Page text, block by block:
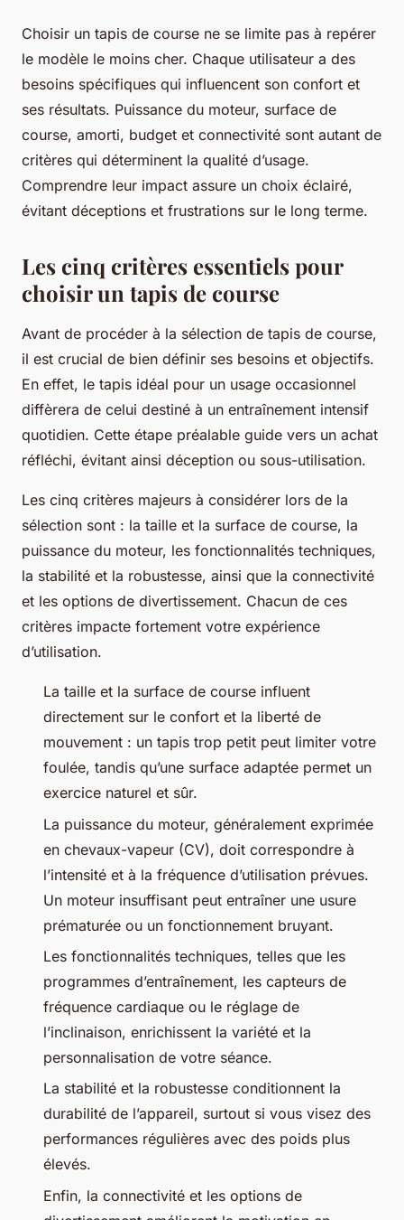
Choisir un tapis de course ne se limite pas à repérer
le modèle le moins cher. Chaque utilisateur a des
besoins spécifiques qui influencent son confort et
ses résultats. Puissance du moteur, surface de
course, amorti, budget et connectivité sont autant de
critères qui déterminent la qualité d’usage.
Comprendre leur impact assure un choix éclairé,
évitant déceptions et frustrations sur le long terme.
Les cinq critères essentiels pour
choisir un tapis de course
Avant de procéder à la sélection de tapis de course,
il est crucial de bien définir ses besoins et objectifs.
En effet, le tapis idéal pour un usage occasionnel
diffèrera de celui destiné à un entraînement intensif
quotidien. Cette étape préalable guide vers un achat
réfléchi, évitant ainsi déception ou sous-utilisation.
Les cinq critères majeurs à considérer lors de la
sélection sont : la taille et la surface de course, la
puissance du moteur, les fonctionnalités techniques,
la stabilité et la robustesse, ainsi que la connectivité
et les options de divertissement. Chacun de ces
critères impacte fortement votre expérience
d’utilisation.
La taille et la surface de course influent
directement sur le confort et la liberté de
mouvement : un tapis trop petit peut limiter votre
foulée, tandis qu’une surface adaptée permet un
exercice naturel et sûr.
La puissance du moteur, généralement exprimée
en chevaux-vapeur (CV), doit correspondre à
l’intensité et à la fréquence d’utilisation prévues.
Un moteur insuffisant peut entraîner une usure
prématurée ou un fonctionnement bruyant.
Les fonctionnalités techniques, telles que les
programmes d’entraînement, les capteurs de
fréquence cardiaque ou le réglage de
l’inclinaison, enrichissent la variété et la
personnalisation de votre séance.
La stabilité et la robustesse conditionnent la
durabilité de l’appareil, surtout si vous visez des
performances régulières avec des poids plus
élevés.
Enfin, la connectivité et les options de